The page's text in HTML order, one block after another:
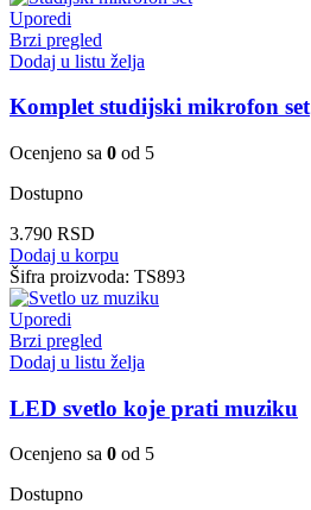
Uporedi
Brzi pregled
Dodaj u listu želja
Komplet studijski mikrofon set
Ocenjeno sa 0 od 5
Dostupno
3.790 RSD
Dodaj u korpu
Šifra proizvoda: TS893
Uporedi
Brzi pregled
Dodaj u listu želja
LED svetlo koje prati muziku
Ocenjeno sa 0 od 5
Dostupno